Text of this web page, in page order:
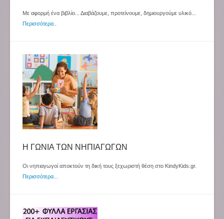
Με αφορμή ένα βιβλίο... Διαβάζουμε, προτείνουμε, δημιουργούμε υλικό...
Περισσότερα
Η ΓΩΝΙΑ ΤΩΝ ΝΗΠΙΑΓΩΓΩΝ
Οι νηπιαγωγοί αποκτούν τη δική τους ξεχωριστή θέση στο KindyKids.gr.
Περισσότερα...